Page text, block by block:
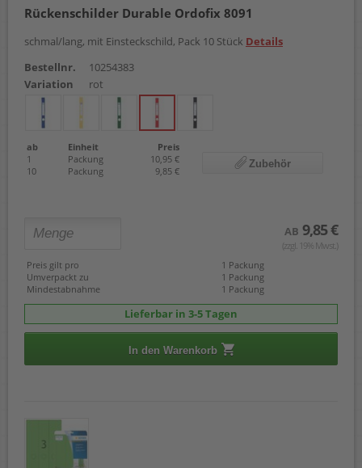
Rückenschilder Durable Ordofix 8091
schmal/lang, mit Einsteckschild, Pack 10 Stück Details
Bestellnr.
10254383
Variation
rot
ab Einheit
Preis
1
Packung
10,95 €
10
Packung 9,85 €
Zubehör
AB 9,85 €
(zzgl. 19% Mwst.)
Preis gilt pro
1 Packung
Umverpackt zu
1 Packung
Mindestabnahme
1 Packung
Lieferbar in 3-5 Tagen
In den Warenkorb